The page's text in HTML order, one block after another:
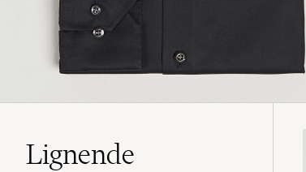
Lignende